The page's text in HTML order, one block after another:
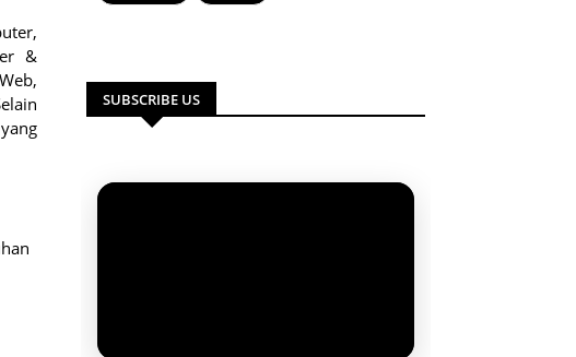
&
SUBSCRIBE US